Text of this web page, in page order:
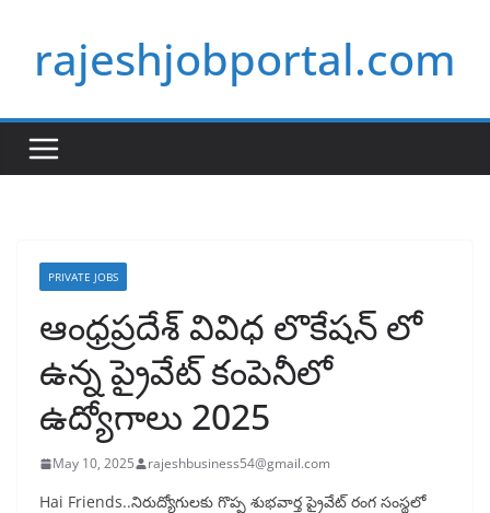
contentrajeshjobportal.com
PRIVATE JOBS
ఆంధ్రప్రదేశ్ వివిధ లొకేషన్ లో
ఉన్న ప్రైవేట్ కంపెనీలో
ఉద్యోగాలు 2025
May 10, 2025 rajeshbusiness54@gmail.com
Hai Friends..నిరుద్యోగులకు గొప్ప శుభవార్త ప్రైవేట్ రంగ సంస్థలో